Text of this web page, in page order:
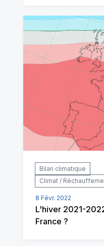
Bilan climatique
Climat /
8 Févr. 2022
L'hiver 2021-
France ?